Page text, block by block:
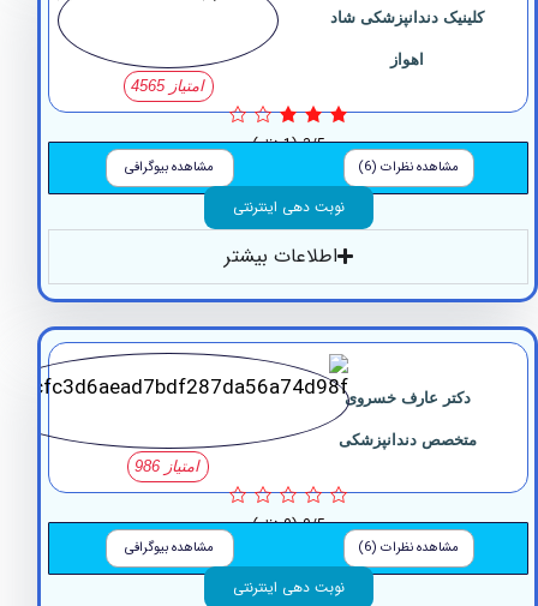
دندانپزشکی شاد
3/5 (1 نظر)
مشاهده نظرات (6) مشاهده بیوگرافی
نوبت دهی اینترنتی
اطلاعات بیشتر
دکتر عارف خسروی
متخصص دندانپزشکی
0/5 (0 نظر)
مشاهده نظرات (6) مشاهده بیوگرافی
نوبت دهی اینترنتی